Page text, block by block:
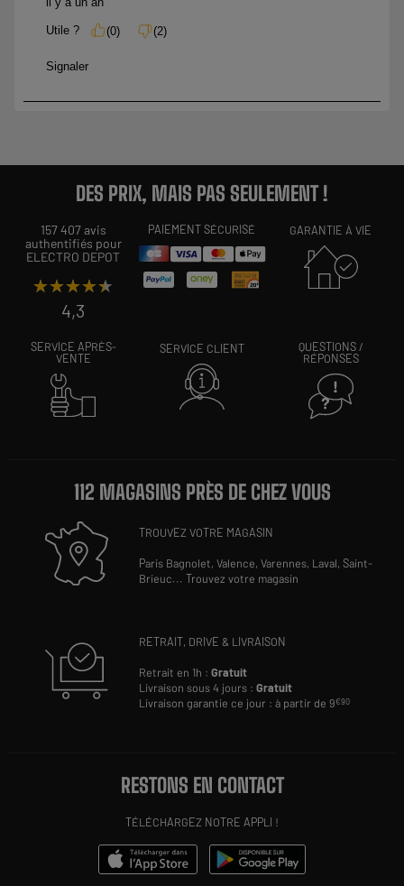
DES PRIX, MAIS PAS SEULEMENT !
157 407 avis
authentifiés pour
ELECTRO DEPOT
★★★★★
★★★★★
4,3
PAIEMENT SÉCURISÉ GARANTIE À VIE
SERVICE APRÈS-
VENTE
SERVICE CLIENT
QUESTIONS /
RÉPONSES
112 MAGASINS PRÈS DE CHEZ VOUS
TROUVEZ VOTRE MAGASIN
Paris Bagnolet,Valence,Varennes, Laval,Saint-
Brieuc...Trouvez votre magasin
RETRAIT, DRIVE & LIVRAISON
Retrait en 1h :Gratuit
Livraison sous 4 jours :Gratuit
Livraison garantie ce jour : à partir de 9€90
RESTONS EN CONTACT
TÉLÉCHARGEZ NOTRE APPLI !